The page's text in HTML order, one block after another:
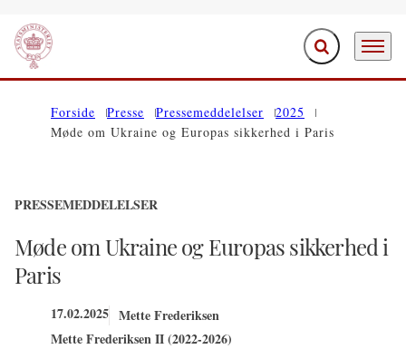
Gå til forsiden Fold søgefelt ud
Menu
Forside Presse Pressemeddelelser
2025
Møde om Ukraine og Europas sikkerhed i Paris
PRESSEMEDDELELSER
Møde om Ukraine og Europas sikkerhed i
Paris
17.02.2025 Mette Frederiksen
Mette Frederiksen II (2022-2026)